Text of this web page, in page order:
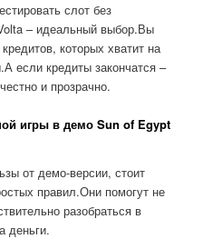
слот без
– идеальный выбор.Вы
которых хватит на
если кредиты закончатся –
и прозрачно.
игры в демо Sun of Egypt
от демо-версии, стоит
правил.Они помогут не
разобраться в
деньги.